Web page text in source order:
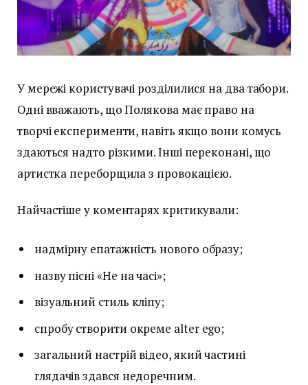
У мережі користувачі розділилися на два табори.
Одні вважають, що Полякова має право на
творчі експерименти, навіть якщо вони комусь
здаються надто різкими. Інші переконані, що
артистка переборщила з провокацією.
Найчастіше у коментарях критикували:
надмірну епатажність нового образу;
назву пісні «Не на часі»;
візуальний стиль кліпу;
спробу створити окреме alter ego;
загальний настрій відео, який частині
глядачів здався недоречним.